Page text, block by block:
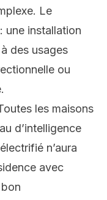
Le
une installation
des usages
ou
les maisons
d’intelligence
n’aura
avec